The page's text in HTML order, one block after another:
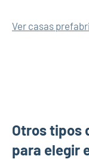
Ver casas
Otros tipos
para elegir